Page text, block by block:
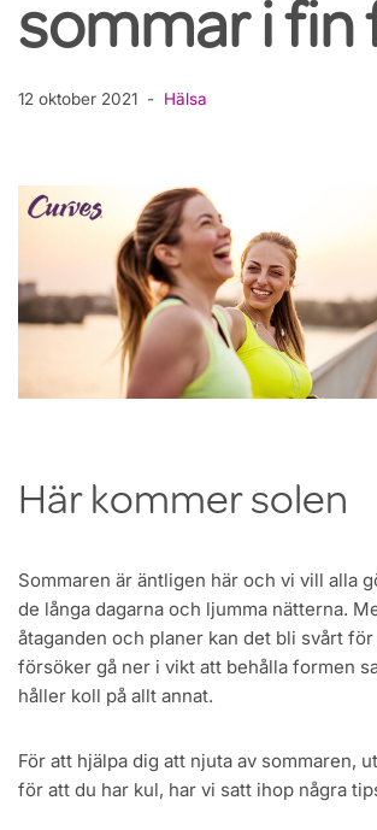
sommar i fin
12 oktober 2021 Hälsa
Här kommer solen
Sommaren är äntligen här och vi vill alla
de långa dagarna och ljumma nätterna.
åtaganden och planer kan det bli svårt för
försöker gå ner i vikt att behålla formen
håller koll på allt annat.
För att hjälpa dig att njuta av sommaren,
för att du har kul, har vi satt ihop några